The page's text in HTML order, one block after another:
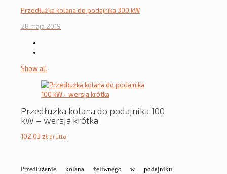
Przedłużka kolana do podajnika 300 kW
28 maja 2019
Show all
Przedłużka kolana do podajnika 100
kW – wersja krótka
102,03 zł brutto
Przedłużenie kolana żeliwnego w podajniku